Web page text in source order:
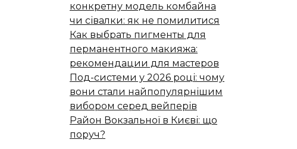
конкретну модель комбайна
чи сівалки: як не помилитися
Как выбрать пигменты для
перманентного макияжа:
рекомендации для мастеров
Под-системи у 2026 році: чому
вони стали найпопулярнішим
вибором серед вейперів
Район Вокзальної в Києві: що
поруч?